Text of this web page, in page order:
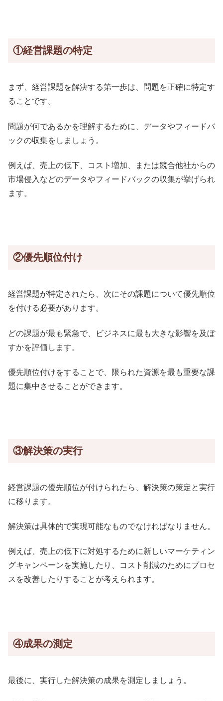
①経営課題の特定
まず、経営課題を解決する第一歩は、問題を正確に特定す
ることです。
問題が何であるかを理解するために、データやフィードバ
ックの収集をしましょう。
例えば、売上の低下、コスト増加、または競合他社からの
市場侵入などのデータやフィードバックの収集が挙げられ
ます。
②優先順位付け
経営課題が特定されたら、次にその課題について優先順位
を付ける必要があります。
どの課題が最も緊急で、ビジネスに最も大きな影響を及ぼ
すかを評価します。
優先順位付けをすることで、限られた資源を最も重要な課
題に集中させることができます。
③解決策の実行
経営課題の優先順位が付けられたら、解決策の策定と実行
に移ります。
解決策は具体的で実現可能なものでなければなりません。
例えば、売上の低下に対処するために新しいマーケティン
グキャンペーンを実施したり、コスト削減のためにプロセ
スを改善したりすることが考えられます。
④成果の測定
最後に、実行した解決策の成果を測定しましょう。